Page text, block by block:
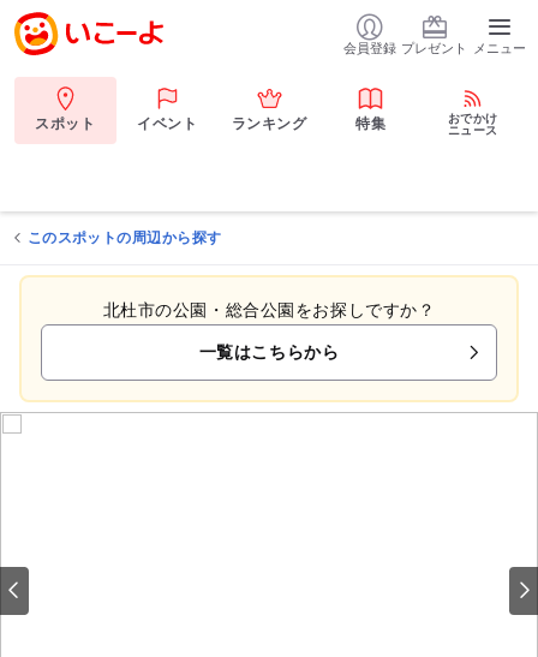
会員登録 プレゼント メニュー
スポット イベント ランキング 特集
おでかけ
ニュース
このスポットの周辺から探す
北杜市の公園・総合公園をお探しですか？
一覧はこちらから